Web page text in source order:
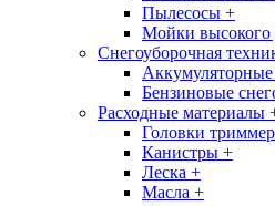
Пылесосы +
Мойки высокого
Снегоуборочная
Бензиновые
Расходные материалы
Головки
Канистры +
Леска +
Масла +